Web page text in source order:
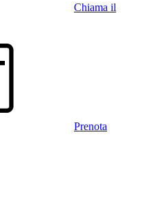
Chiama il
Prenota